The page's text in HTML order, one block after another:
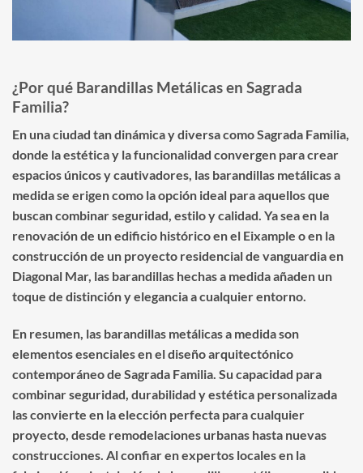
¿Por qué Barandillas Metálicas en Sagrada
Familia?
En una ciudad tan dinámica y diversa como Sagrada Familia,
donde la estética y la funcionalidad convergen para crear
espacios únicos y cautivadores, las barandillas metálicas a
medida se erigen como la opción ideal para aquellos que
buscan combinar seguridad, estilo y calidad. Ya sea en la
renovación de un edificio histórico en el Eixample o en la
construcción de un proyecto residencial de vanguardia en
Diagonal Mar, las barandillas hechas a medida añaden un
toque de distinción y elegancia a cualquier entorno.
En resumen, las barandillas metálicas a medida son
elementos esenciales en el diseño arquitectónico
contemporáneo de Sagrada Familia. Su capacidad para
combinar seguridad, durabilidad y estética personalizada
las convierte en la elección perfecta para cualquier
proyecto, desde remodelaciones urbanas hasta nuevas
construcciones. Al confiar en expertos locales en la